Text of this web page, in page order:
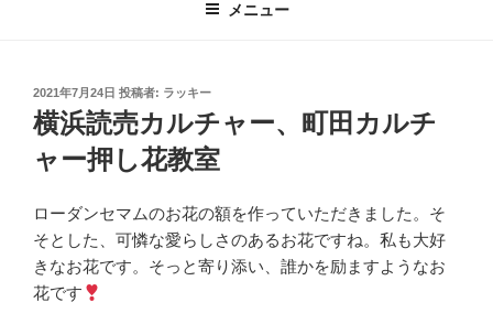
メニュー
投
稿
日:
2021年7月24日 投稿者: ラッキー
横浜読売カルチャー、町田カルチ
ャー押し花教室
ローダンセマムのお花の額を作っていただきました。そ
そとした、可憐な愛らしさのあるお花ですね。私も大好
きなお花です。そっと寄り添い、誰かを励ますようなお
花です